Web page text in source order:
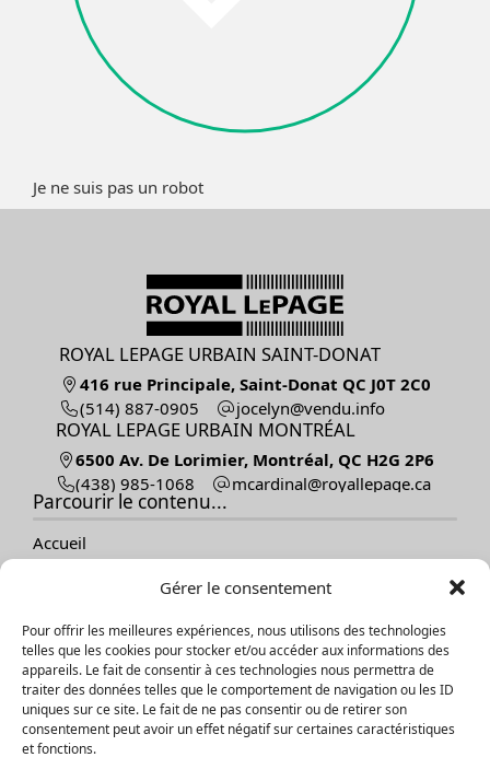
Gérer le consentement
Pour offrir les meilleures expériences, nous utilisons des technologies
telles que les cookies pour stocker et/ou accéder aux informations des
appareils. Le fait de consentir à ces technologies nous permettra de
traiter des données telles que le comportement de navigation ou les ID
uniques sur ce site. Le fait de ne pas consentir ou de retirer son
consentement peut avoir un effet négatif sur certaines caractéristiques
et fonctions.
Je ne suis pas un robot
ROYAL LEPAGE URBAIN SAINT-DONAT
416 rue Principale, Saint-Donat QC J0T 2C0
(514) 887-0905
ofni.udnev@nylecoj
ROYAL LEPAGE URBAIN MONTRÉAL
6500 Av. De Lorimier, Montréal, QC H2G 2P6
(438) 985-1068
ac.egapellayor@lanidracm
Parcourir le contenu...
Accueil
Vendre
À propos
Témoignages
Contact
Blogue
Explorer les propriétés